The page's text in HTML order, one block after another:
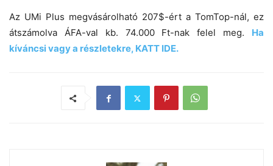
Az UMi Plus megvásárolható 207$-ért a TomTop-nál, ez
átszámolva ÁFA-val kb. 74.000 Ft-nak felel meg. Ha
kíváncsi vagy a részletekre, KATT IDE.